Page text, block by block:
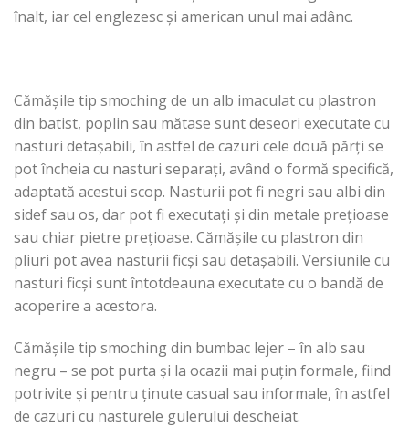
înalt, iar cel englezesc și american unul mai adânc.
Cămășile tip smoching de un alb imaculat cu plastron
din batist, poplin sau mătase sunt deseori executate cu
nasturi detașabili, în astfel de cazuri cele două părți se
pot încheia cu nasturi separați, având o formă specifică,
adaptată acestui scop. Nasturii pot fi negri sau albi din
sidef sau os, dar pot fi executați și din metale prețioase
sau chiar pietre prețioase. Cămășile cu plastron din
pliuri pot avea nasturii ficși sau detașabili. Versiunile cu
nasturi ficși sunt întotdeauna executate cu o bandă de
acoperire a acestora.
Cămășile tip smoching din bumbac lejer – în alb sau
negru – se pot purta și la ocazii mai puțin formale, fiind
potrivite și pentru ținute casual sau informale, în astfel
de cazuri cu nasturele gulerului descheiat.